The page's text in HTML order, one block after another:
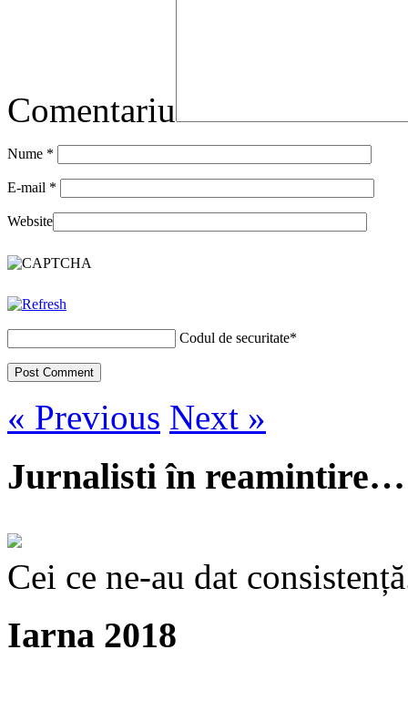
Comentariu
Nume *
E-mail *
Website
Codul de securitate*
« Previous Next »
Jurnalisti în reamintire…
Cei ce ne-au dat
Iarna 2018